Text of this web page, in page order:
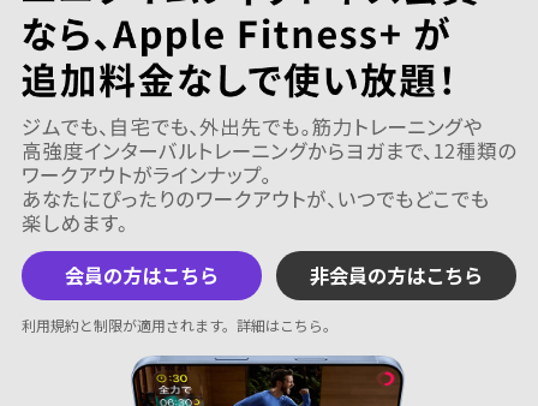
会員の方はこちら 非会員の方はこちら
利用規約と制限が適用されます。 詳細はこちら。